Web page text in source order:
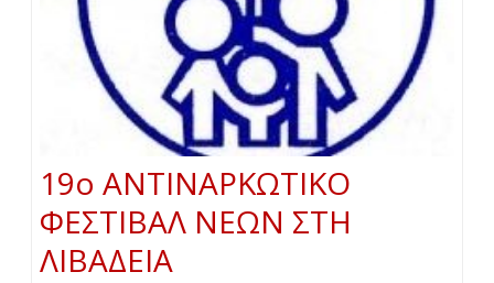
19ο ΑΝΤΙΝΑΡΚΩΤΙΚΟ
ΦΕΣΤΙΒΑΛ ΝΕΩΝ ΣΤΗ
ΛΙΒΑΔΕΙΑ